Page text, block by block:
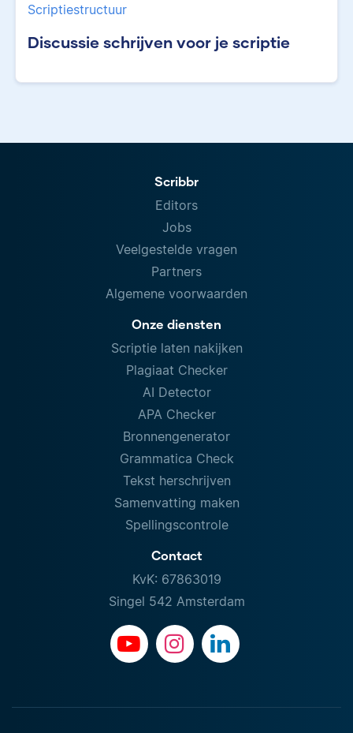
Scriptiestructuur
Discussie schrijven voor je scriptie
Scribbr
Editors
Jobs
Veelgestelde vragen
Partners
Algemene voorwaarden
Onze diensten
Scriptie laten nakijken
Plagiaat Checker
AI Detector
APA Checker
Bronnengenerator
Grammatica Check
Tekst herschrijven
Samenvatting maken
Spellingscontrole
Contact
KvK: 67863019
Singel 542 Amsterdam